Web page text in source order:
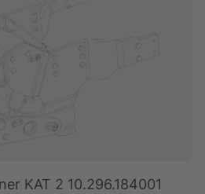
KAT 2 10.296.184001